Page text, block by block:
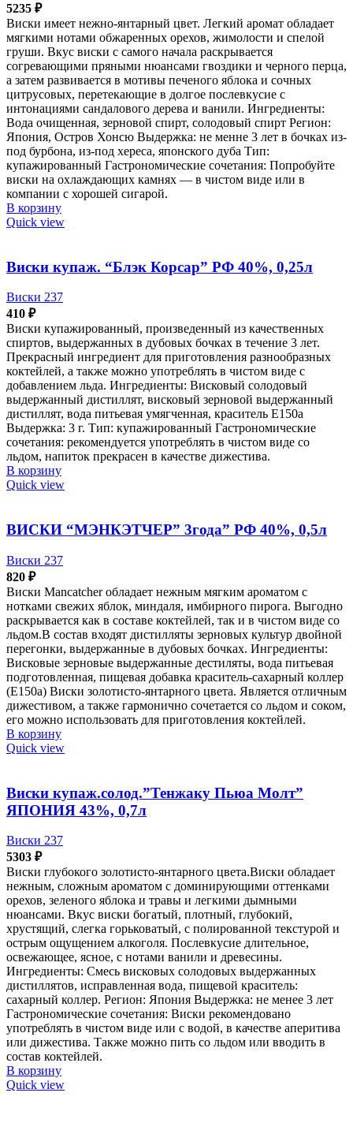
5235 ₽
Виски имеет нежно-янтарный цвет. Легкий аромат обладает
мягкими нотами обжаренных орехов, жимолости и спелой
груши. Вкус виски с самого начала раскрывается
согревающими пряными нюансами гвоздики и черного перца,
а затем развивается в мотивы печеного яблока и сочных
цитрусовых, перетекающие в долгое послевкусие с
интонациями сандалового дерева и ванили. Ингредиенты:
Вода очищенная, зерновой спирт, солодовый спирт Регион:
Япония, Остров Хонсю Выдержка: не менне 3 лет в бочках из-
под бурбона, из-под хереса, японского дуба Тип:
купажированный Гастрономические сочетания: Попробуйте
виски на охлаждающих камнях — в чистом виде или в
компании с хорошей сигарой.
В корзину
Quick view
Виски купаж. “Блэк Корсар” РФ 40%, 0,25л
Виски 237
410 ₽
Виски купажированный, произведенный из качественных
спиртов, выдержанных в дубовых бочках в течение 3 лет.
Прекрасный ингредиент для приготовления разнообразных
коктейлей, а также можно употреблять в чистом виде с
добавлением льда. Ингредиенты: Висковый солодовый
выдержанный дистиллят, висковый зерновой выдержанный
дистиллят, вода питьевая умягченная, краситель Е150а
Выдержка: 3 г. Тип: купажированный Гастрономические
сочетания: рекомендуется употреблять в чистом виде со
льдом, напиток прекрасен в качестве дижестива.
В корзину
Quick view
ВИСКИ “МЭНКЭТЧЕР” 3года” РФ 40%, 0,5л
Виски 237
820 ₽
Виски Mancatcher обладает нежным мягким ароматом с
нотками свежих яблок, миндаля, имбирного пирога. Выгодно
раскрывается как в составе коктейлей, так и в чистом виде со
льдом.В состав входят дистилляты зерновых культур двойной
перегонки, выдержанные в дубовых бочках. Ингредиенты:
Висковые зерновые выдержанные дестиляты, вода питьевая
подготовленная, пищевая добавка краситель-сахарный коллер
(Е150а) Виски золотисто-янтарного цвета. Является отличным
дижестивом, а также гармонично сочетается со льдом и соком,
его можно использовать для приготовления коктейлей.
В корзину
Quick view
Виски купаж.солод.”Тенжаку Пьюа Молт”
ЯПОНИЯ 43%, 0,7л
Виски 237
5303 ₽
Виски глубокого золотисто-янтарного цвета.Виски обладает
нежным, сложным ароматом с доминирующими оттенками
орехов, зеленого яблока и травы и легкими дымными
нюансами. Вкус виски богатый, плотный, глубокий,
хрустящий, слегка горьковатый, с полированной текстурой и
острым ощущением алкоголя. Послевкусие длительное,
освежающее, ясное, с нотами ванили и древесины.
Ингредиенты: Смесь висковых солодовых выдержанных
дистиллятов, исправленная вода, пищевой краситель:
сахарный коллер. Регион: Япония Выдержка: не менее 3 лет
Гастрономические сочетания: Виски рекомендовано
употреблять в чистом виде или с водой, в качестве аперитива
или дижестива. Также можно пить со льдом или вводить в
состав коктейлей.
В корзину
Quick view